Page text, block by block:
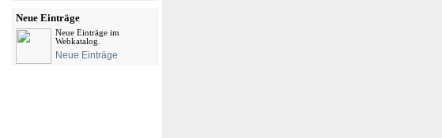
Neue Einträge
Neue Einträge im
Webkatalog.
Neue Einträge